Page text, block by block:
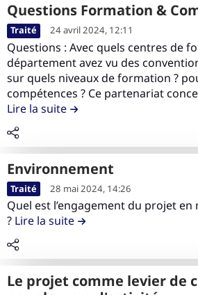
c
o
n
t
e
n
u
d
l
a
c
o
t
i
Questions Formation &
L
i
r
e
l
e
c
o
n
t
e
n
u
d
l
Traité 24 avril 2024, 12:11
Questions : Avec quels centres de
département avez vu des
sur quels niveaux de formation ?
compétences ? Ce partenariat
Lire la suite de la contribution
Environnement
L
i
r
e
l
c
Traité 28 mai 2024, 14:26
Quel est l’engagement du projet
? Lire la suite de la contribution
Le projet comme levier de croissance